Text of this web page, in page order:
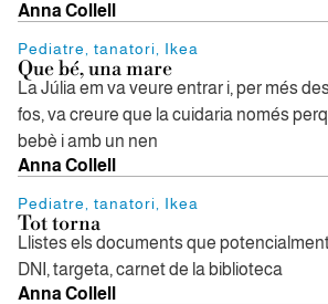
Anna Collell
Pediatre, tanatori, Ikea
Que bé, una mare
La Júlia em va veure entrar i, per més
fos, va creure que la cuidaria només
bebè i amb un nen
Anna Collell
Pediatre, tanatori, Ikea
Tot torna
Llistes els documents que
DNI, targeta, carnet de la biblioteca
Anna Collell